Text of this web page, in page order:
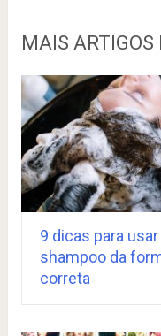
MAIS ARTIGOS
9 dicas para usar
shampoo da
correta